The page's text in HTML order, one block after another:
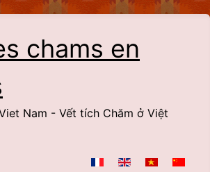
chams en
Nam - Vết tích Chăm ở Việt